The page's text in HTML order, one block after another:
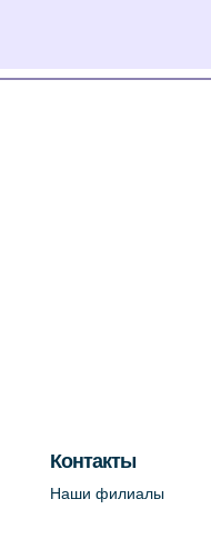
Контакты
Наши филиалы